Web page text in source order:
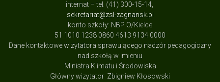
internat – tel. (41) 300-15-14,
sekretariat@zsl-zagnansk.pl
konto szkoły: NBP O/Kielce
51 1010 1238 0860 4613 9134 0000
Dane kontaktowe wizytatora sprawującego nadzór pedagogiczny
nad szkołą w imieniu
Ministra Klimatu i Środowiska
Główny wizytator Zbigniew Kłosowski